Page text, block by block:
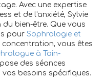
Avec une expertise
et de l'anxiété, Sylvie
bien-être. Que vous
pour Sophrologie et
vous êtes
à Tain-
des séances
besoins spécifiques.